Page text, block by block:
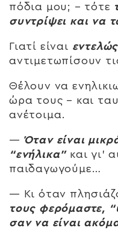
πόδια μου; – τότε
συντρίψει και να
Γιατί είναι
αντιμετωπίσουν
Θέλουν να
ώρα τους – και
ανέτοιμα.
— Όταν είναι
“ενήλικα”και γι’
παιδαγωγούμε…
— Κι όταν
τους φερόμαστε,
σαν να είναι